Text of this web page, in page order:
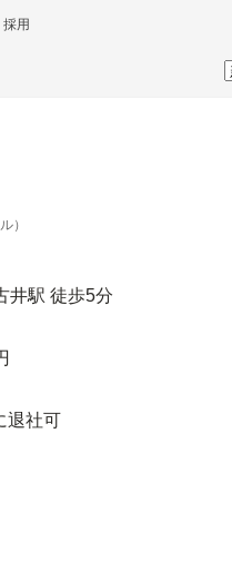
用
）
井駅 徒歩5分
退社可